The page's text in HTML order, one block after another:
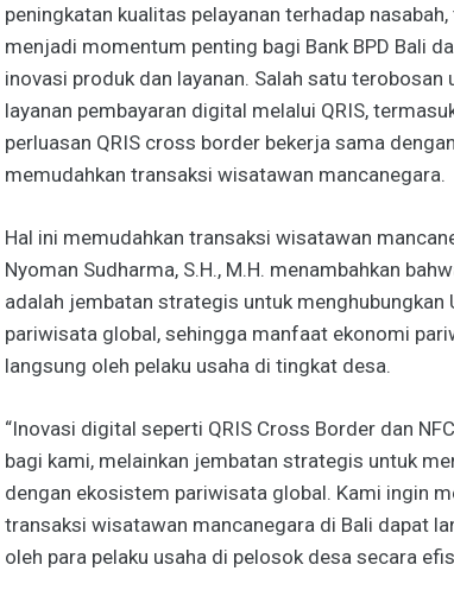
peningkatan kualitas pelayanan terhadap
menjadi momentum penting bagi Bank BPD Bali
inovasi produk dan layanan. Salah satu terobosan
layanan pembayaran digital melalui QRIS,
perluasan QRIS cross border bekerja sama
memudahkan transaksi wisatawan mancanegara.
Hal ini memudahkan transaksi wisatawan
Nyoman Sudharma, S.H., M.H. menambahkan
adalah jembatan strategis untuk menghubungkan
pariwisata global, sehingga manfaat ekonomi
langsung oleh pelaku usaha di tingkat desa.
“Inovasi digital seperti QRIS Cross Border dan
bagi kami, melainkan jembatan strategis untuk
dengan ekosistem pariwisata global. Kami ingin
transaksi wisatawan mancanegara di Bali dapat
oleh para pelaku usaha di pelosok desa secara